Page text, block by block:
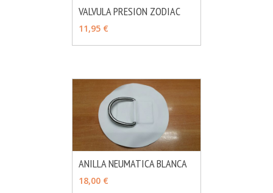
VALVULA PRESION ZODIAC
11,95 €
ANILLA NEUMATICA BLANCA
18,00 €